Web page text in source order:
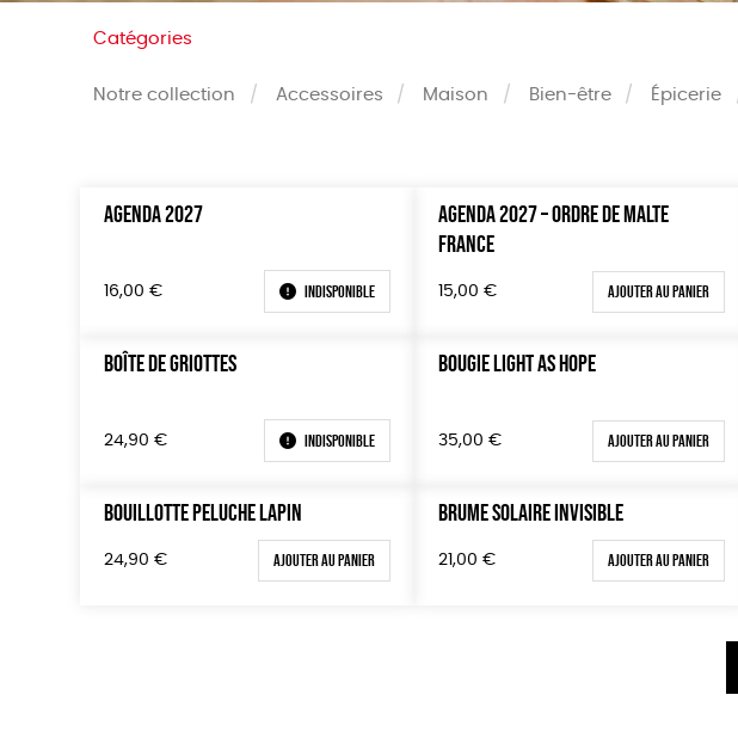
Catégories
Notre collection Accessoires Maison Bien-être Épicerie
Trier par
Popularité
Prix : du - cher au + cher
Prix
Tous
0 € - 50 €
AGENDA 2027
16,00 € Indisponible
AGENDA 2027 – ORDRE DE MALTE
FRANCE
15,00 € Ajouter au panier
BOÎTE DE GRIOTTES
24,90 € Indisponible
BOUGIE LIGHT AS HOPE
35,00 € Ajouter au panier
BOUILLOTTE PELUCHE LAPIN
24,90 € Ajouter au panier
BRUME SOLAIRE INVISIBLE
21,00 € Ajouter au panier